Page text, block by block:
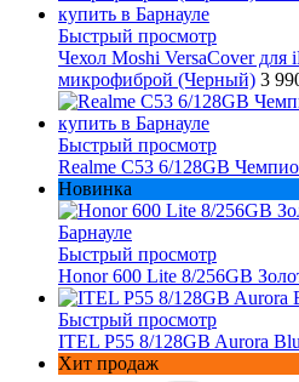
Быстрый просмотр
Чехол Moshi VersaCover для
микрофиброй (Черный) 3
Быстрый просмотр
Realme C53 6/128GB
Новинка
Быстрый просмотр
Honor 600 Lite 8/256GB
Быстрый просмотр
ITEL P55 8/128GB Aurora
Хит продаж